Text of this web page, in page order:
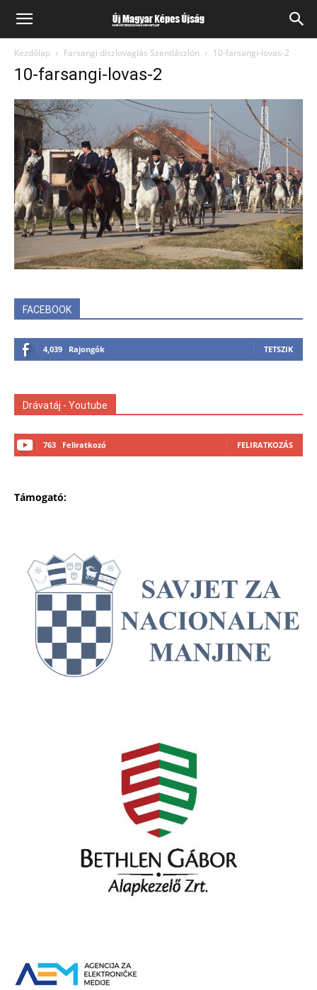
Kezdőlap Farsangi díszlovaglás Szentlászlón 10-farsangi-lovas-2
10-farsangi-lovas-2
FACEBOOK
4,039 Rajongók TETSZIK
Drávatáj - Youtube
763 Feliratkozó FELIRATKOZÁS
Támogató: